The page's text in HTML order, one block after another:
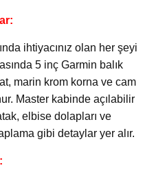
ihtiyacınız olan her şeyi
5 inç Garmin balık
marin krom korna ve cam
Master kabinde açılabilir
elbise dolapları ve
gibi detaylar yer alır.